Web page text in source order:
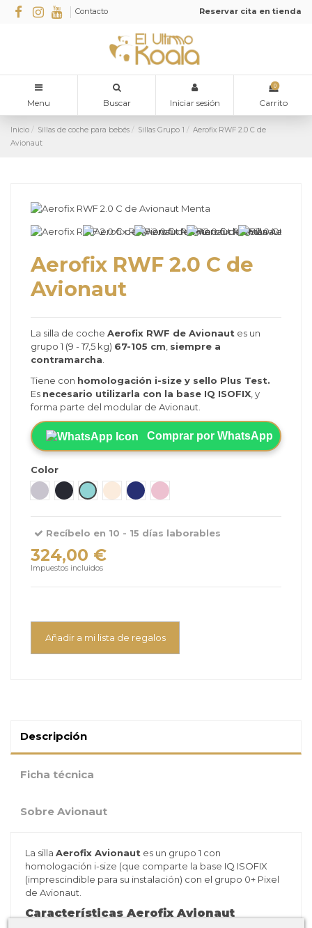
Contacto Reservar cita en tienda
Menu Buscar Iniciar sesión
0
Carrito
Inicio Sillas de coche para bebés Sillas Grupo 1
Aerofix RWF 2.0 C de
Avionaut
Aerofix RWF 2.0 C de
Avionaut
La silla de coche Aerofix RWF de Avionaut es un
grupo 1 (9 - 17,5 kg) 67-105 cm, siempre a
contramarcha.
Tiene con homologación i-size y sello Plus Test.
Es necesario utilizarla con la base IQ ISOFIX , y
forma parte del modular de Avionaut.
Comprar por WhatsApp
Color
Grey - GrisBlack - Negro
Mint - Menta
Beige Navy - AzulPink - Rosa
Recíbelo en 10 - 15 días laborables
324,00 €
Impuestos incluidos
Añadir a mi lista de regalos
Descripción
Ficha técnica
Sobre Avionaut
La silla Aerofix Avionaut es un grupo 1 con
homologación i-size (que comparte la base IQ ISOFIX
(imprescindible para su instalación) con el grupo 0+ Pixel
de Avionaut.
CaracterísticasAerofix Avionaut